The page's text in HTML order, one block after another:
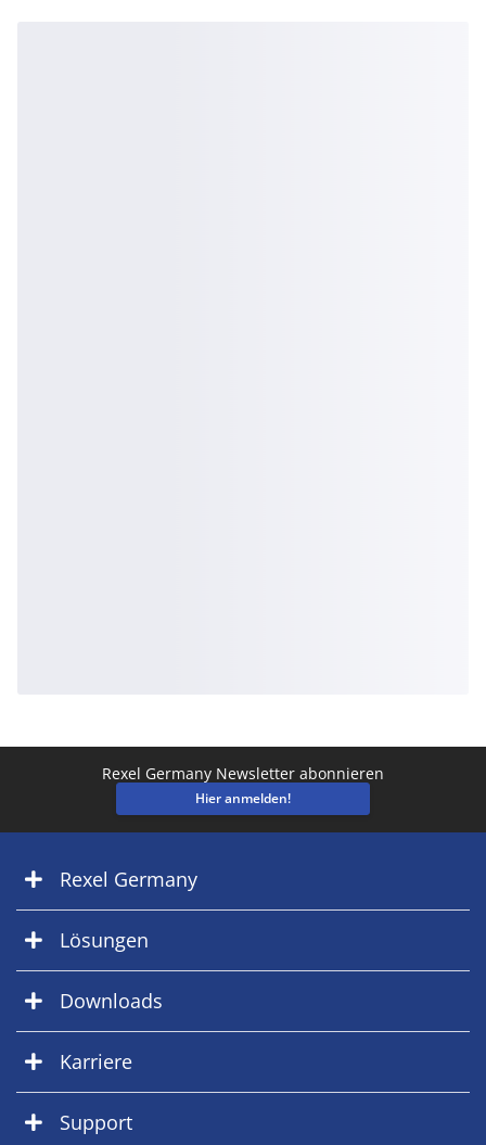
Rexel Germany Newsletter abonnieren
Hier anmelden!
Rexel Germany
Lösungen
Downloads
Karriere
Support